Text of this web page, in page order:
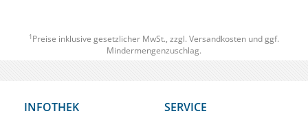
1 Preise inklusive gesetzlicher MwSt., zzgl. Versandkosten und ggf.
Mindermengenzuschlag.
INFOTHEK SERVICE